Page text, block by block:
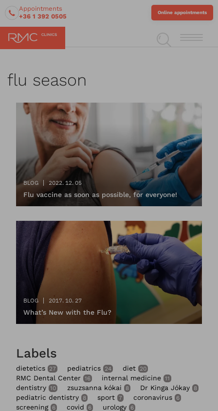
Appointments
+36 1 392 0505
Online appointments
flu season
BLOG 2022. 12. 05
Flu vaccine as soon as possible, for everyone!
BLOG 2017. 10. 27
What’s New with the Flu?
Labels
dietetics 27 pediatrics 24 diet 20
RMC Dental Center 16 internal medicine 11
dentistry 10 zsuzsanna kókai 8 Dr Kinga Jókay 8
pediatric dentistry 8 sport 7 coronavirus 6
screening 6 covid 6 urology 6